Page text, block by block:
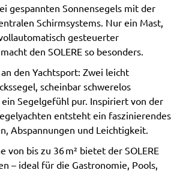
gespannten Sonnensegels mit der
Schirmsystems. Nur ein Mast,
gesteuerter
den SOLERE so besonders.
den Yachtsport: Zwei leicht
scheinbar schwerelos
Segelgefühl pur. Inspiriert von der
entsteht ein faszinierendes
Abspannungen und Leichtigkeit.
von bis zu 36 m² bietet der SOLERE
– ideal für die Gastronomie, Pools,